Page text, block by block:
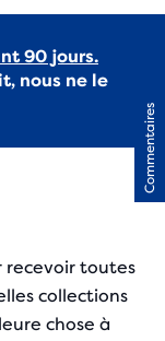
90 jours.
nous ne le
recevoir toutes
collections
chose à
Commentaires